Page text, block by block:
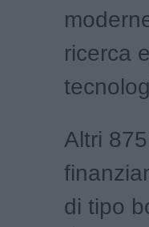
ricerca
Altri
di tipo